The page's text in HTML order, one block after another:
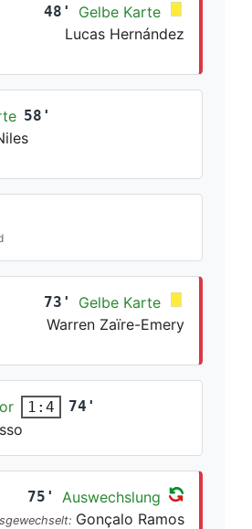
48'
Gelbe Karte
Lucas Hernández
58'
73'
Gelbe Karte
Warren Zaïre-Emery
1:4 74'
75' Auswechslung
Gonçalo Ramos